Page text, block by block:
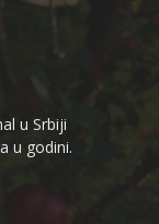
u Srbiji
u godini.